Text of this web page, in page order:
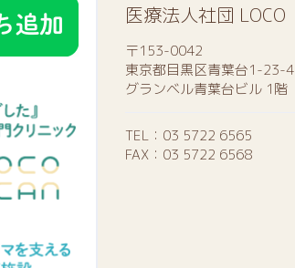
医療法人社団 LOCO
〒153-0042
東京都目黒区青葉台1-23-4
グランベル青葉台ビル 1階
TEL： 03 5722 6565
FAX：03 5722 6568